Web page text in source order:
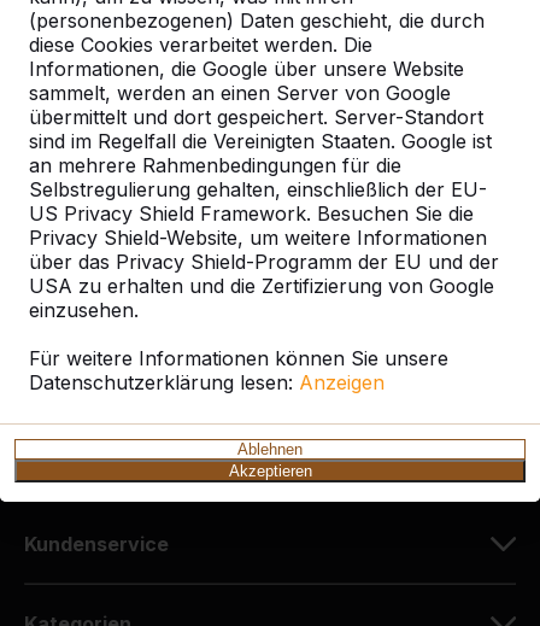
(personenbezogenen) Daten geschieht, die durch
diese Cookies verarbeitet werden. Die
Informationen, die Google über unsere Website
sammelt, werden an einen Server von Google
übermittelt und dort gespeichert. Server-Standort
sind im Regelfall die Vereinigten Staaten. Google ist
an mehrere Rahmenbedingungen für die
Selbstregulierung gehalten, einschließlich der EU-
US Privacy Shield Framework. Besuchen Sie die
Privacy Shield-Website, um weitere Informationen
über das Privacy Shield-Programm der EU und der
USA zu erhalten und die Zertifizierung von Google
einzusehen.
Für weitere Informationen können Sie unsere
Datenschutzerklärung lesen: Anzeigen
Ablehnen
Akzeptieren
Malente
Kontakt
HeBlad Deutschland
Diekerstraße 97
42781 Haan
Deutschland
+49 212 934 77 25
info@HeBlad.de
Kundenservice